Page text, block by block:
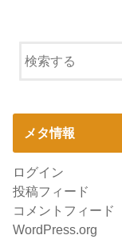
メタ情報
ログイン
投稿フィード
コメントフィード
WordPress.org